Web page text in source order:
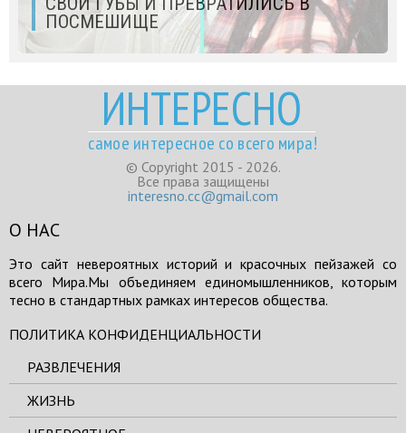
ПОСМЕШИЩЕ
ИНТЕРЕСНО
самое интересное со всего мира!
© Copyright 2015 - 2026.
Все права защищены
interesno.cc@gmail.com
О НАС
Это сайт невероятных историй и красочных пейзажей со
всего Мира.Мы объединяем единомышленников, которым
тесно в стандартных рамках интересов общества.
ПОЛИТИКА КОНФИДЕНЦИАЛЬНОСТИ
РАЗВЛЕЧЕНИЯ
ЖИЗНЬ